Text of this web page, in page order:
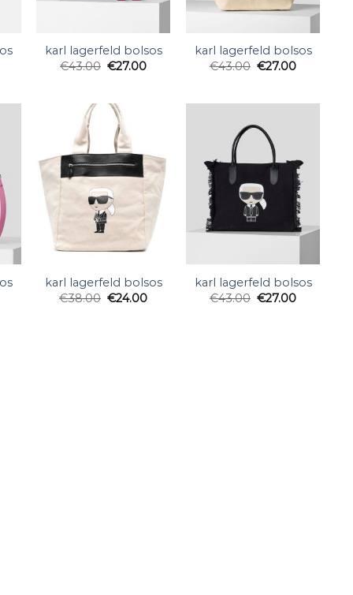
karl lagerfeld bolsos
€43.00 €27.00
karl lagerfeld bolsos
€43.00 €27.00
karl lagerfeld bolsos
€38.00 €24.00
karl lagerfeld bolsos
€43.00 €27.00